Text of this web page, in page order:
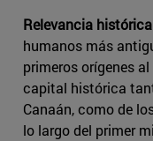
Relevancia
humanos más
primeros orígenes
capital histórica
Canaán, como de
lo largo del primer